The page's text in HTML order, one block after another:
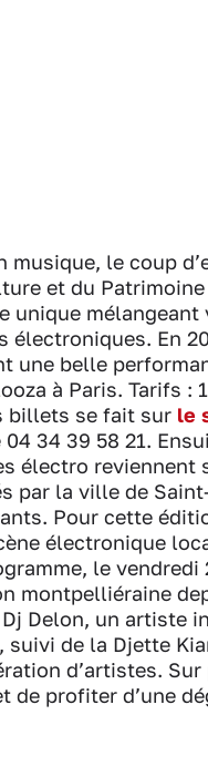
le coup
et du
unique
En
une belle
à Paris. Tarifs :
billets se fait sur le
34 39 58 21.
électro reviennent
par la ville de
Pour cette
électronique
le vendredi
montpelliéraine
Delon, un artiste
de la Djette
d’artistes.
de profiter d’une